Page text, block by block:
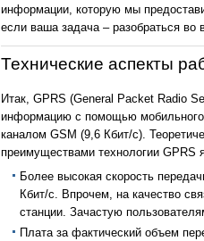
информации, которую мы
если ваша задача – разобраться
Технические аспекты
Итак, GPRS (General Packet Radio
информацию с помощью мобильного
каналом GSM (9,6 Кбит/с).
преимуществами технологии GPRS
Более высокая скорость
Кбит/с. Впрочем, на качество
станции. Зачастую
Плата за фактический объем